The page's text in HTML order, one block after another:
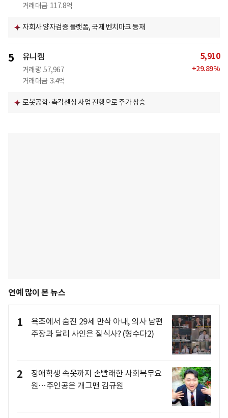
거래대금 117.8억
자회사 양자검증 플랫폼, 국제 벤치마크 등재
5 유니켐
거래량 57,967
거래대금 3.4억
5,910
+29.89%
로봇공학·촉각센싱 사업 진행으로 주가 상승
연예 많이 본 뉴스
1
욕조에서 숨진 29세 만삭 아내, 의사 남편
주장과 달리 사인은 질식사? (형수다2)
2
장애학생 속옷까지 손빨래한 사회복무요
원…주인공은 개그맨 김규원